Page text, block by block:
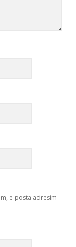
e-posta adresim